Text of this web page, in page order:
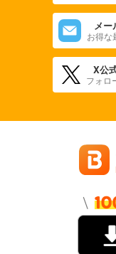
メー
お得な
X公
フォロ